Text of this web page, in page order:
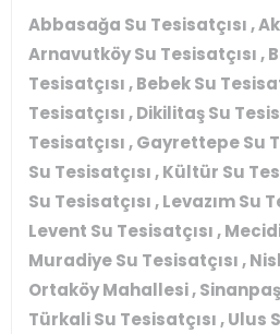
Abbasağa Su Tesisatçısı ,
Arnavutköy Su Tesisatçısı ,
Tesisatçısı , Bebek Su
Tesisatçısı , Dikilitaş Su
Tesisatçısı , Gayrettepe Su
Su Tesisatçısı , Kültür Su
Su Tesisatçısı , Levazım Su
Levent Su Tesisatçısı ,
Muradiye Su Tesisatçısı ,
Ortaköy Mahallesi ,
Türkali Su Tesisatçısı , Ulus